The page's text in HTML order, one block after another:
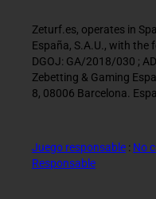
Zeturf.es, operates in
España, S.A.U., with the
DGOJ: GA/2018/030 ;
Zebetting & Gaming
8, 08006 Barcelona.
Juego responsable : No
Responsable